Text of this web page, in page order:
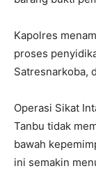
Kapolres
proses
Satresnarkoba,
Operasi Sikat
Tanbu tidak
bawah
ini semakin